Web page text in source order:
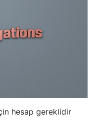
hesap gereklidir